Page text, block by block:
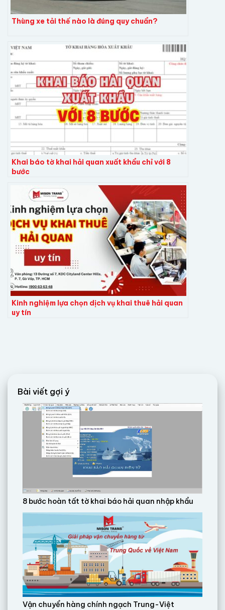
Thùng xe tải thế nào là đúng quy chuẩn?
Khai báo tờ khai hải quan xuất khẩu chỉ với 8
bước
Kinh nghiệm lựa chọn dịch vụ khai thuê hải quan
uy tín
Bài viết gợi ý
8 bước hoàn tất tờ khai báo hải quan nhập khẩu
Vận chuyển hàng chính ngạch Trung-Việt